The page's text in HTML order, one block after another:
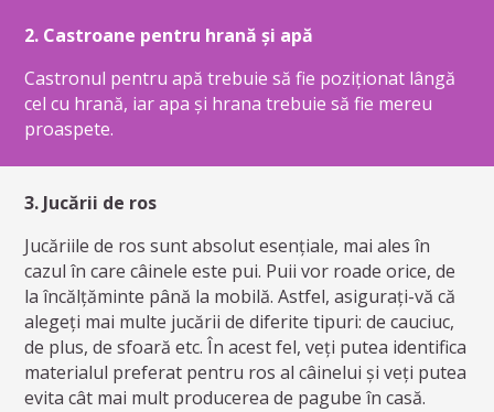
2. Castroane pentru hrană și apă
Castronul pentru apă trebuie să fie poziționat lângă
cel cu hrană, iar apa și hrana trebuie să fie mereu
proaspete.
3. Jucării de ros
Jucăriile de ros sunt absolut esențiale, mai ales în
cazul în care câinele este pui. Puii vor roade orice, de
la încălțăminte până la mobilă. Astfel, asigurați-vă că
alegeți mai multe jucării de diferite tipuri: de cauciuc,
de plus, de sfoară etc. În acest fel, veți putea identifica
materialul preferat pentru ros al câinelui și veți putea
evita cât mai mult producerea de pagube în casă.